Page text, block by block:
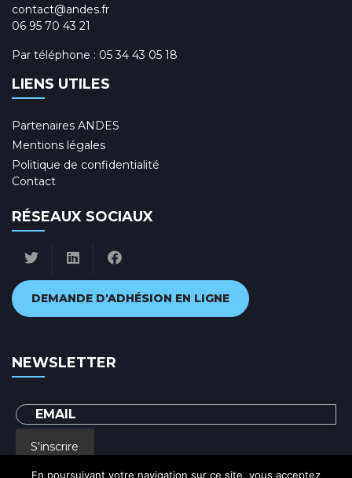
contact@andes.fr
06 95 70 43 21
Par téléphone : 05 34 43 05 18
LIENS UTILES
Partenaires ANDES
Mentions légales
Politique de confidentialité
Contact
RÉSEAUX SOCIAUX
DEMANDE D'ADHÉSION EN LIGNE
NEWSLETTER
S'inscrire
En poursuivant votre navigation sur ce site, vous acceptez